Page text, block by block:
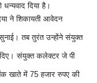
दिया है।
ने शिकायती आवेदन
तब तुरंत उन्होंने संयुक्त
संयुक्त कलेक्टर जे पी
बैंक खाते में 75 हजार रुपए की